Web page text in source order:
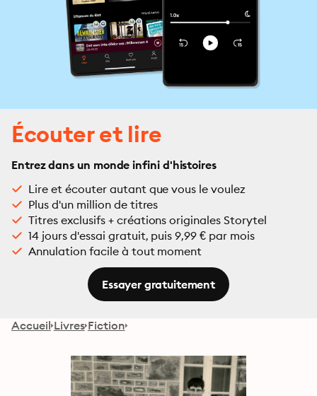
Écouter et lire
Entrez dans un monde infini d'histoires
Lire et écouter autant que vous le voulez
Plus d'un million de titres
Titres exclusifs + créations originales Storytel
14 jours d'essai gratuit, puis 9,99 € par mois
Annulation facile à tout moment
Essayer gratuitement
Accueil Livres Fiction